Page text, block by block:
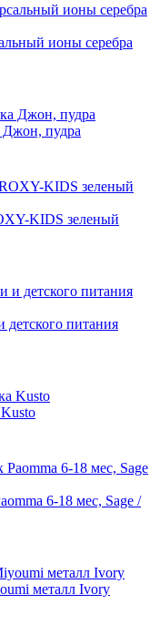
ионы серебра
пудра
KIDS зеленый
питания
6-18 мес, Sage /
металл Ivory